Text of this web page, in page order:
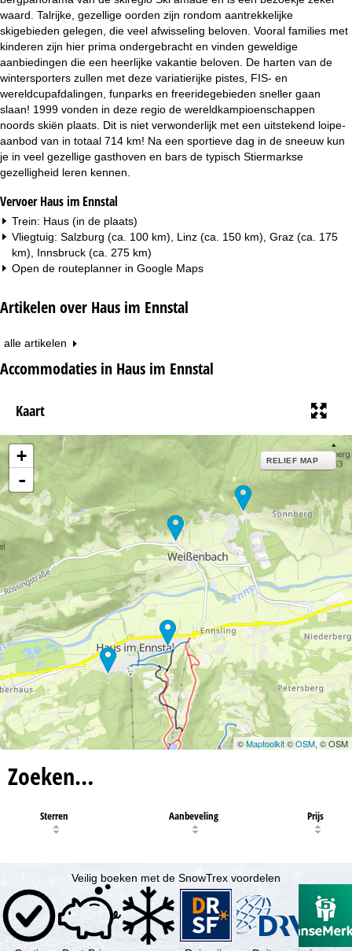
waard. Talrijke, gezellige oorden zijn rondom aantrekkelijke
skigebieden gelegen, die veel afwisseling beloven. Vooral families met
kinderen zijn hier prima ondergebracht en vinden geweldige
aanbiedingen die een heerlijke vakantie beloven. De harten van de
wintersporters zullen met deze variatierijke pistes, FIS- en
wereldcupafdalingen, funparks en freeridegebieden sneller gaan
slaan! 1999 vonden in deze regio de wereldkampioenschappen
noords skiën plaats. Dit is niet verwonderlijk met een uitstekend loipe-
aanbod van in totaal 714 km! Na een sportieve dag in de sneeuw kun
je in veel gezellige gasthoven en bars de typisch Stiermarkse
gezelligheid leren kennen.
Vervoer Haus im Ennstal
Trein: Haus (in de plaats)
Vliegtuig: Salzburg (ca. 100 km), Linz (ca. 150 km), Graz (ca. 175
km), Innsbruck (ca. 275 km)
Open de routeplanner in Google Maps
Artikelen over Haus im Ennstal
alle artikelen
Accommodaties in Haus im Ennstal
Kaart
+
-
RELIEF MAP
©Maptoolkit©OSM, © OSM
Zoeken…
Sterren Aanbeveling Prijs
Veilig boeken met de SnowTrex voordelen